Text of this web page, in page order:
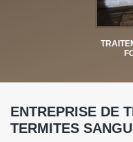
ENTREPRISE DE
TERMITES